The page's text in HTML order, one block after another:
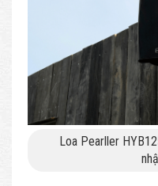
Loa Pearller